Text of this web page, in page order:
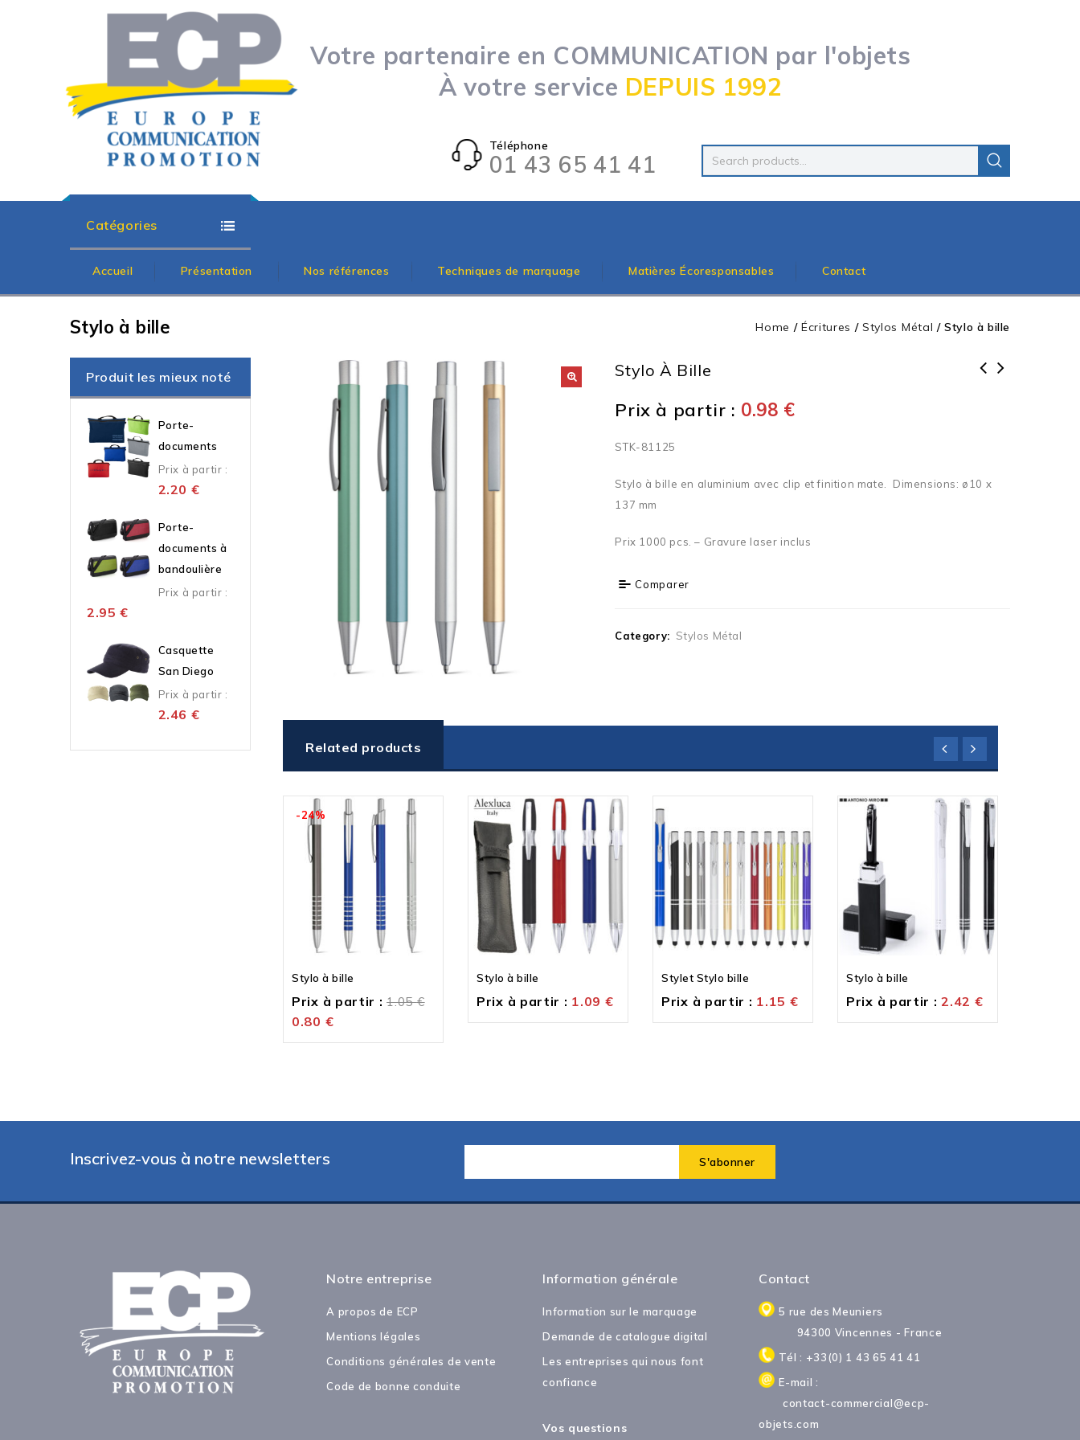
Votre partenaire en COMMUNICATION par l'objets
À votre service DEPUIS 1992
Téléphone
01 43 65 41 41
Catégories
Accueil Présentation Nos références Techniques de marquage Matières Écoresponsables Contact
Stylo à bille Home / Écritures / Stylos Métal /Stylo à bille
Stylo À Bille
Prix à partir : 0.98 €
STK-81125
Stylo à bille en aluminium avec clip et finition mate. Dimensions: ø10 x
137 mm
Prix 1000 pcs. – Gravure laser inclus
Comparer
Category: Stylos Métal
Related products
-24%
Stylo à bille
Prix à partir : 1.05€
0.80 €
Stylo à bille
Prix à partir : 1.09 €
Stylet Stylo bille
Prix à partir : 1.15 €
Stylo à bille
Prix à partir : 2.42 €
Produit les mieux noté
Porte-
documents
Prix à partir :
2.20 €
Porte-
documents à
bandoulière
Prix à partir :
2.95 €
Casquette
San Diego
Prix à partir :
2.46 €
Inscrivez-vous à notre newsletters
Notre entreprise
A propos de ECP
Mentions légales
Conditions générales de vente
Code de bonne conduite
Information générale
Information sur le marquage
Demande de catalogue digital
Les entreprises qui nous font
confiance
Vos questions
Contact
5 rue des Meuniers
94300 Vincennes - France
Tél : +33(0) 1 43 65 41 41
E-mail :
contact-commercial@ecp-
objets.com